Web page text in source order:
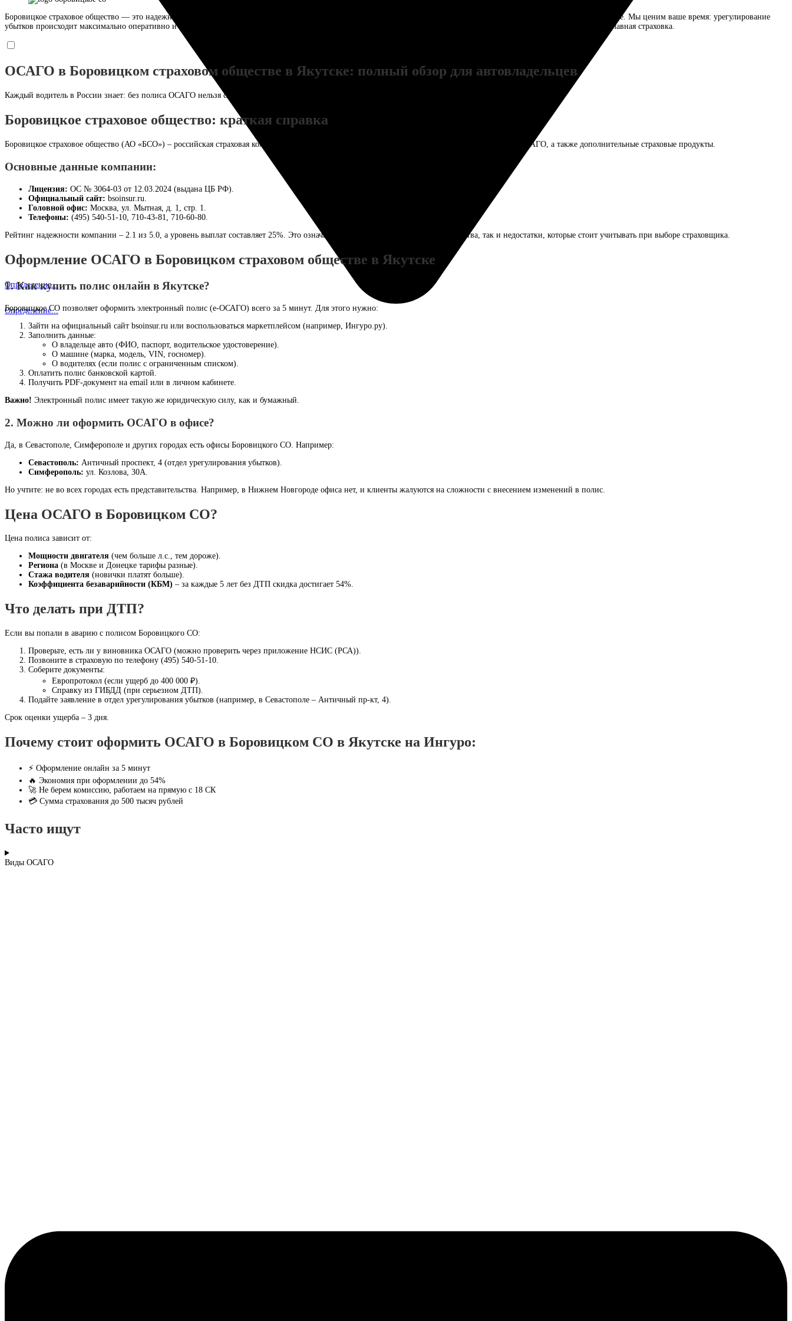
Определение...
Определение...
Боровицкое страховое общество — это надежный тыл для автовладельцев. Выбирая ОСАГО у нас, вы получаете не просто полис по закону, а уверенность в завтрашнем дне. Мы ценим ваше время: урегулирование
убытков происходит максимально оперативно и прозрачно. Доверьте защиту профессионалам с именем, проверенным временем. Ваша безопасность на дороге — наша главная страховка.
ОСАГО в Боровицком страховом обществе в Якутске: полный обзор для автовладельцев
Каждый водитель в России знает: без полиса ОСАГО нельзя садиться за руль. Но как выбрать надежную страховую компанию с выгодными условиями?
Боровицкое страховое общество: краткая справка
Боровицкое страховое общество (АО «БСО») – российская страховая компания, работающая на рынке автострахования. Она предлагает полисы ОСАГО, а также дополнительные страховые продукты.
Основные данные компании:
Лицензия: ОС № 3064-03 от 12.03.2024 (выдана ЦБ РФ).
Официальный сайт: bsoinsur.ru.
Головной офис: Москва, ул. Мытная, д. 1, стр. 1.
Телефоны: (495) 540-51-10, 710-43-81, 710-60-80.
Рейтинг надежности компании – 2.1 из 5.0, а уровень выплат составляет 25%. Это означает, что у компании есть как преимущества, так и недостатки, которые стоит учитывать при выборе страховщика.
Оформление ОСАГО в Боровицком страховом обществе в Якутске
1. Как купить полис онлайн в Якутске?
Боровицкое СО позволяет оформить электронный полис (е-ОСАГО) всего за 5 минут. Для этого нужно:
Зайти на официальный сайт bsoinsur.ru или воспользоваться маркетплейсом (например, Ингуро.ру).
Заполнить данные:
О владельце авто (ФИО, паспорт, водительское удостоверение).
О машине (марка, модель, VIN, госномер).
О водителях (если полис с ограниченным списком).
Оплатить полис банковской картой.
Получить PDF-документ на email или в личном кабинете.
Важно! Электронный полис имеет такую же юридическую силу, как и бумажный.
2. Можно ли оформить ОСАГО в офисе?
Да, в Севастополе, Симферополе и других городах есть офисы Боровицкого СО. Например:
Севастополь: Античный проспект, 4 (отдел урегулирования убытков).
Симферополь: ул. Козлова, 30А.
Но учтите: не во всех городах есть представительства. Например, в Нижнем Новгороде офиса нет, и клиенты жалуются на сложности с внесением изменений в полис.
Цена ОСАГО в Боровицком СО?
Цена полиса зависит от:
Мощности двигателя (чем больше л.с., тем дороже).
Региона (в Москве и Донецке тарифы разные).
Стажа водителя (новички платят больше).
Коэффициента безаварийности (КБМ) – за каждые 5 лет без ДТП скидка достигает 54%.
Что делать при ДТП?
Если вы попали в аварию с полисом Боровицкого СО:
Проверьте, есть ли у виновника ОСАГО (можно проверить через приложение НСИС (РСА)).
Позвоните в страховую по телефону (495) 540-51-10.
Соберите документы:
Европротокол (если ущерб до 400 000 ₽).
Справку из ГИБДД (при серьезном ДТП).
Подайте заявление в отдел урегулирования убытков (например, в Севастополе – Античный пр-кт, 4).
Срок оценки ущерба – 3 дня.
Почему стоит оформить ОСАГО в Боровицком СО в Якутске на Ингуро:
⚡ Оформление онлайн за 5 минут
🔥 Экономия при оформлении до 54%
🚀 Не берем комиссию, работаем на прямую с 18 СК
💳 Сумма страхования до 500 тысяч рублей
Часто ищут
Виды ОСАГО